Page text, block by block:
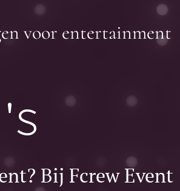
voor entertainment
Bij Fcrew Event